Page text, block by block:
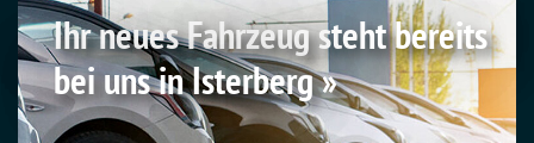
Ihr neues Fahrzeug steht bereits
bei uns in Isterberg »